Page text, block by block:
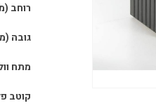
רוחב
גובה
מתח
קוטב